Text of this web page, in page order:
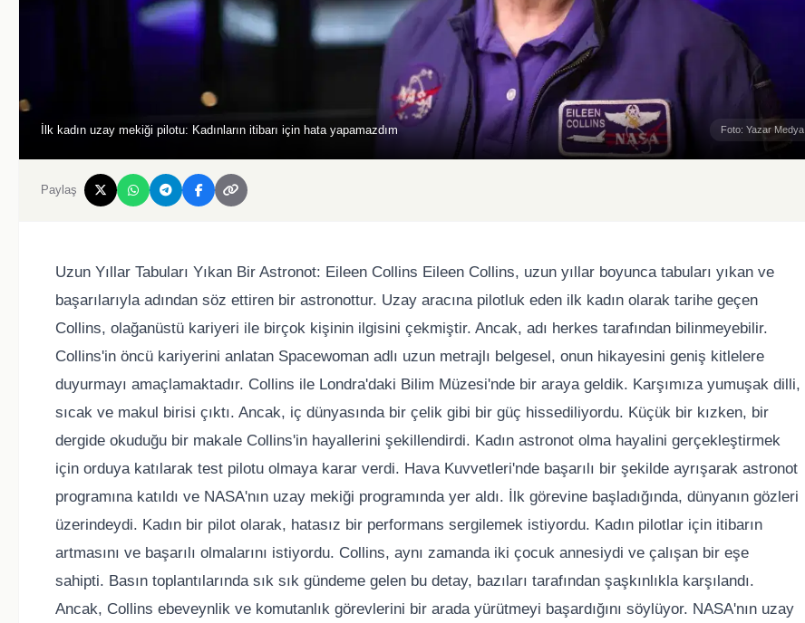
İlk kadın uzay mekiği pilotu: Kadınların itibarı için hata yapamazdım Foto: Yazar Medya
Paylaş
Uzun Yıllar Tabuları Yıkan Bir Astronot: Eileen Collins Eileen Collins, uzun yıllar boyunca tabuları yıkan ve
başarılarıyla adından söz ettiren bir astronottur. Uzay aracına pilotluk eden ilk kadın olarak tarihe geçen
Collins, olağanüstü kariyeri ile birçok kişinin ilgisini çekmiştir. Ancak, adı herkes tarafından bilinmeyebilir.
Collins'in öncü kariyerini anlatan Spacewoman adlı uzun metrajlı belgesel, onun hikayesini geniş kitlelere
duyurmayı amaçlamaktadır. Collins ile Londra'daki Bilim Müzesi'nde bir araya geldik. Karşımıza yumuşak dilli,
sıcak ve makul birisi çıktı. Ancak, iç dünyasında bir çelik gibi bir güç hissediliyordu. Küçük bir kızken, bir
dergide okuduğu bir makale Collins'in hayallerini şekillendirdi. Kadın astronot olma hayalini gerçekleştirmek
için orduya katılarak test pilotu olmaya karar verdi. Hava Kuvvetleri'nde başarılı bir şekilde ayrışarak astronot
programına katıldı ve NASA'nın uzay mekiği programında yer aldı. İlk görevine başladığında, dünyanın gözleri
üzerindeydi. Kadın bir pilot olarak, hatasız bir performans sergilemek istiyordu. Kadın pilotlar için itibarın
artmasını ve başarılı olmalarını istiyordu. Collins, aynı zamanda iki çocuk annesiydi ve çalışan bir eşe
sahipti. Basın toplantılarında sık sık gündeme gelen bu detay, bazıları tarafından şaşkınlıkla karşılandı.
Ancak, Collins ebeveynlik ve komutanlık görevlerini bir arada yürütmeyi başardığını söylüyor. NASA'nın uzay